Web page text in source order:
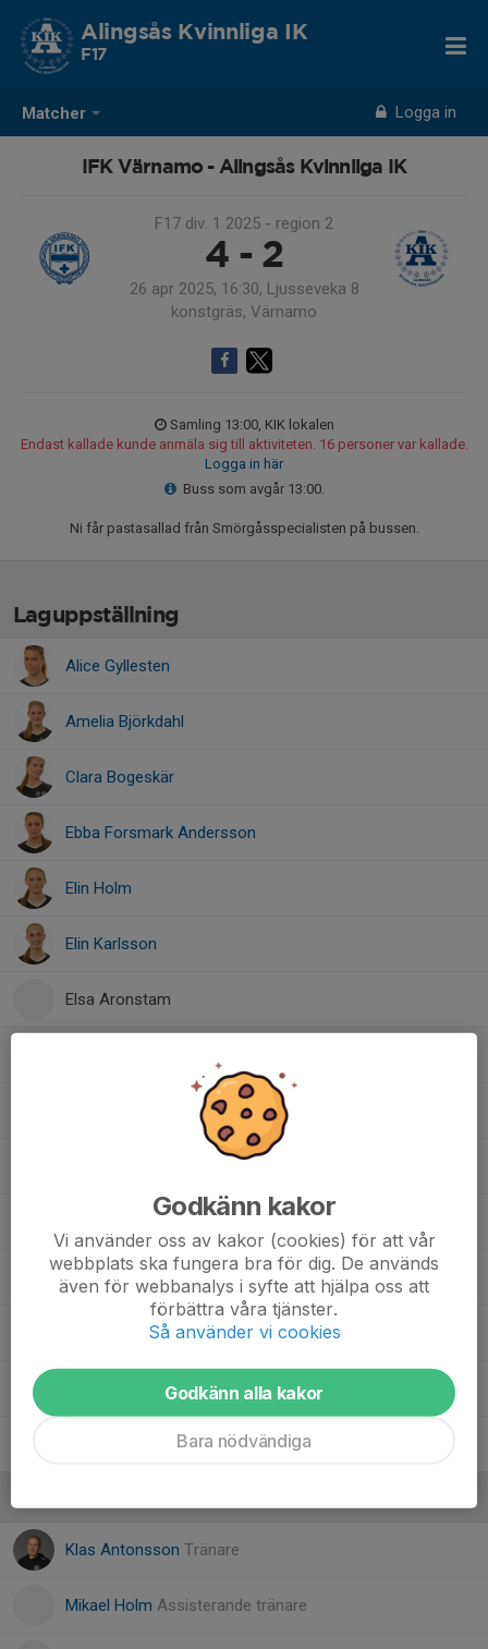
Matcher Logga in
Alingsås Kvinnliga IK
F17
IFK Värnamo - Alingsås Kvinnliga IK
F17 div. 1 2025 - region 2
4 - 2
26 apr 2025, 16:30, Ljusseveka 8
konstgräs, Värnamo
Samling 13:00, KIK lokalen
Endast kallade kunde anmäla sig till aktiviteten. 16 personer var kallade.
Logga in här
Buss som avgår 13:00.
Ni får pastasallad från Smörgåsspecialisten på bussen.
Laguppställning
Alice Gyllesten
Amelia Björkdahl
Clara Bogeskär
Ebba Forsmark Andersson
Elin Holm
Elin Karlsson
Elsa Aronstam
Nellie Andersson
Nellie Jorlöv
Olivia Karnstedt
Sigrid Järrebring
Klas Antonsson Tränare
Mikael Holm Assisterande tränare
Godkänn kakor
Vi använder oss av kakor (cookies) för att vår
webbplats ska fungera bra för dig. De används
även för webbanalys i syfte att hjälpa oss att
förbättra våra tjänster.
Så använder vi cookies
Godkänn alla kakor
Bara nödvändiga